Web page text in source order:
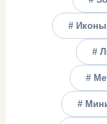
#
#
#
#